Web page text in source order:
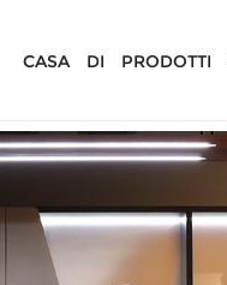
CASA DI PRODOTTI